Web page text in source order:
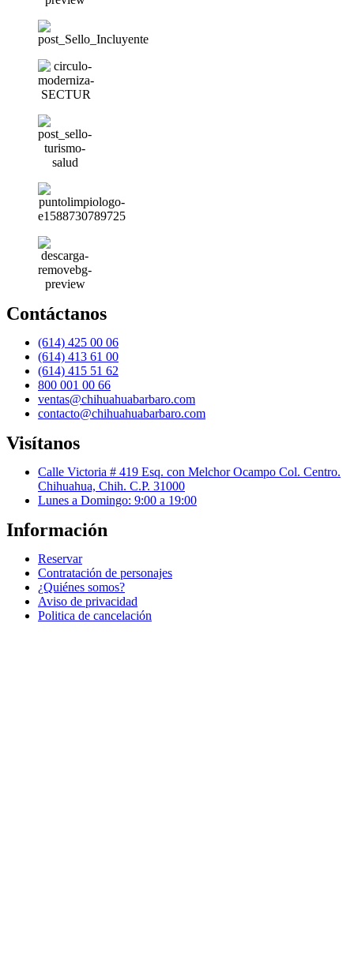
Contáctanos
(614) 425 00 06
(614) 413 61 00
(614) 415 51 62
800 001 00 66
ventas@chihuahuabarbaro.com
contacto@chihuahuabarbaro.com
Visítanos
Calle Victoria # 419 Esq. con Melchor Ocampo Col. Centro.
Chihuahua, Chih. C.P. 31000
Lunes a Domingo: 9:00 a 19:00
Información
Reservar
Contratación de personajes
¿Quiénes somos?
Aviso de privacidad
Politica de cancelación